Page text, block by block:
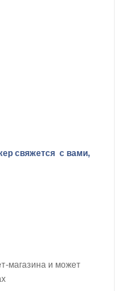
свяжется с вами,
магазина и может